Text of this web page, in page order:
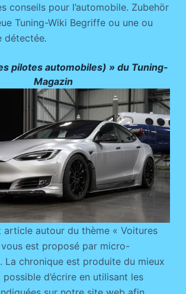
conseils pour l’automobile. Zubehör
Tuning-Wiki Begriffe ou une ou
détectée.
pilotes automobiles) » du Tuning-
Magazin
article autour du thème « Voitures
est proposé par micro-
La chronique est produite du mieux
d’écrire en utilisant les